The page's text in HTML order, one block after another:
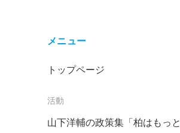
メニュー
トップページ
活動
山下洋輔の政策集「柏はもっと